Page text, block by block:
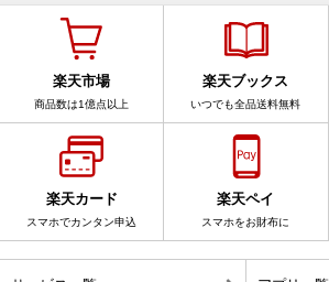
楽天市場
商品数は1億点以上
楽天ブックス
いつでも全品送料無料
楽天カード
スマホでカンタン申込
楽天ペイ
スマホをお財布に